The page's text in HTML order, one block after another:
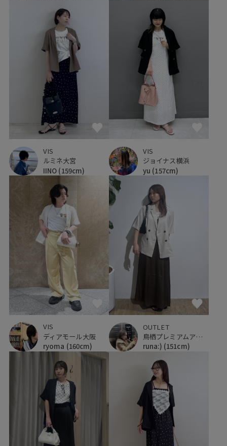
VIS
ルミネ大宮
IINO (159cm)
VIS
ジョイナス横浜
yu (157cm)
VIS
ディアモール大阪
ryoma (160cm)
OUTLET
鳥栖プレミアムアウトレット
runa:) (151cm)